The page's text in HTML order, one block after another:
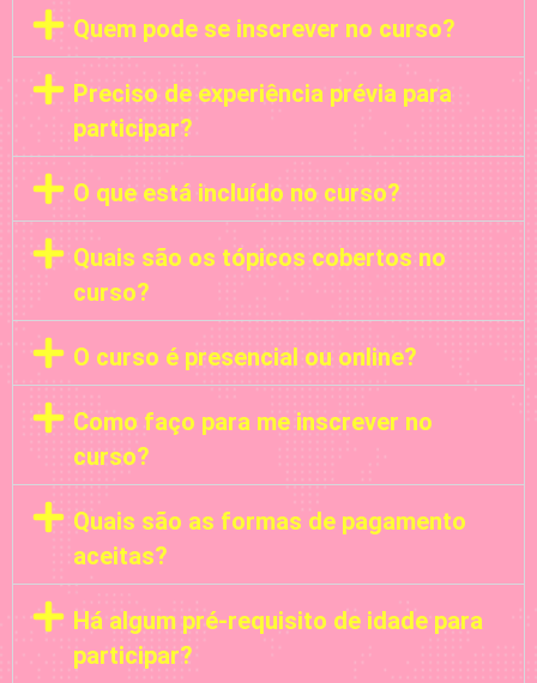
Quem pode se inscrever no curso?
Preciso de experiência prévia para
participar?
O que está incluído no curso?
Quais são os tópicos cobertos no
curso?
O curso é presencial ou online?
Como faço para me inscrever no
curso?
Quais são as formas de pagamento
aceitas?
Há algum pré-requisito de idade para
participar?